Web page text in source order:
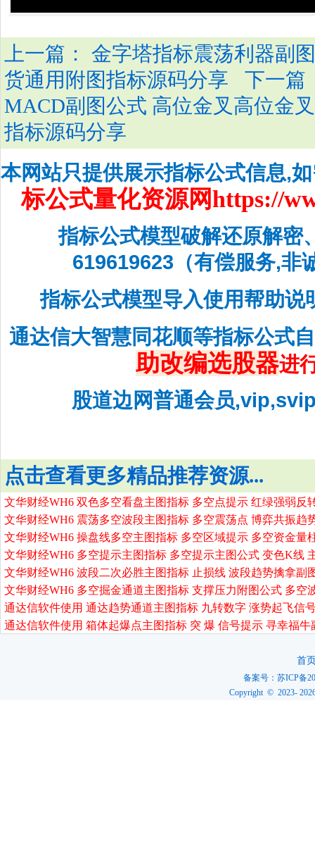
上一篇： 金字塔指标震荡利器副
货通用附图指标源码分享
下一篇
MACD副图公式 高位金叉高位金
指标源码分享
本网站只提供展示指标公式信息,
标公式量化资源网https://
指标公式模型破解还原解密
619619623（有偿服务,非
指标公式模型导入使用帮助说
通达信大智慧同花顺等指标公式
助改编选股器进
股道边网普通会员
点击查看更多精品推荐资源...
文华财经WH6 双色多空看盘主图指标 多空点提示 红绿强弱反
文华财经WH6 震荡多空波段主图指标 多空震荡点 博弈共振趋
文华财经WH6 操盘线多空主图指标 多空区域提示 多空资金量
文华财经WH6 多空提示主图指标 多空提示主图公式 变色K线
文华财经WH6 波段二次必胜主图指标 止损线 波段趋势擒拿副
文华财经WH6 多空掘金通道主图指标 支撑压力附图公式 多空
通达信软件使用 通达趋势通道主图指标 九转数字 涨势起飞信
通达信软件使用 箱体起爆点主图指标 突 爆 信号提示 寻幸福
首
备案号：苏ICP备
Copyright © 2023-